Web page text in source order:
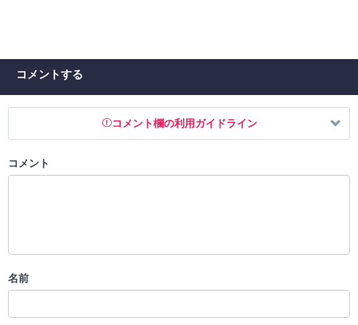
コメントする
コメント欄の利用ガイドライン
以下の書き込みを禁止とし、場合によってはコメント削除や書き込み制
・一度削除された投稿を再び投稿すること
・アカウントの売買など金銭が絡む内容の投稿
コメント
名前